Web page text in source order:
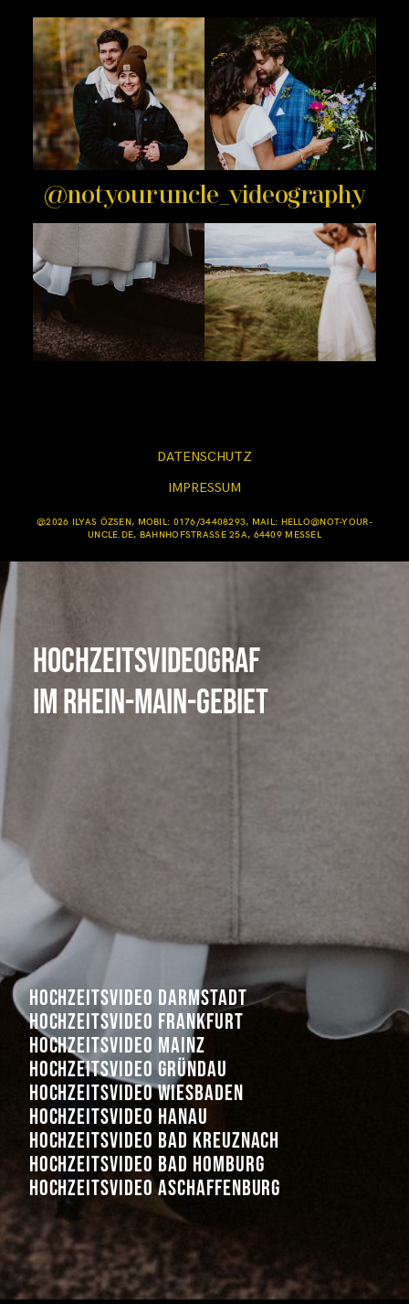
@notyouruncle_videography
DATENSCHUTZ
IMPRESSUM
@2026 ILYAS ÖZSEN, MOBIL: 0176/34408293, MAIL: HELLO@NOT-YOUR-
UNCLE.DE, BAHNHOFSTRASSE 25A, 64409 MESSEL
hochzeitsvideo Darmstadt
Hochzeitsvideo Frankfurt
Hochzeitsvideo Mainz
Hochzeitsvideo GRÜNDAU
Hochzeitsvideo Wiesbaden
Hochzeitsvideo Hanau
Hochzeitsvideo Bad Kreuznach
Hochzeitsvideo Bad Homburg
Hochzeitsvideo Aschaffenburg
Hochzeitsvideograf
im Rhein-Main-Gebiet